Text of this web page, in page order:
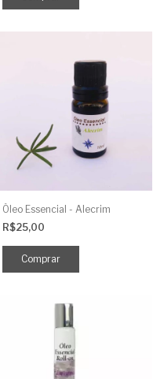
Óleo Essencial - Alecrim
R$25,00